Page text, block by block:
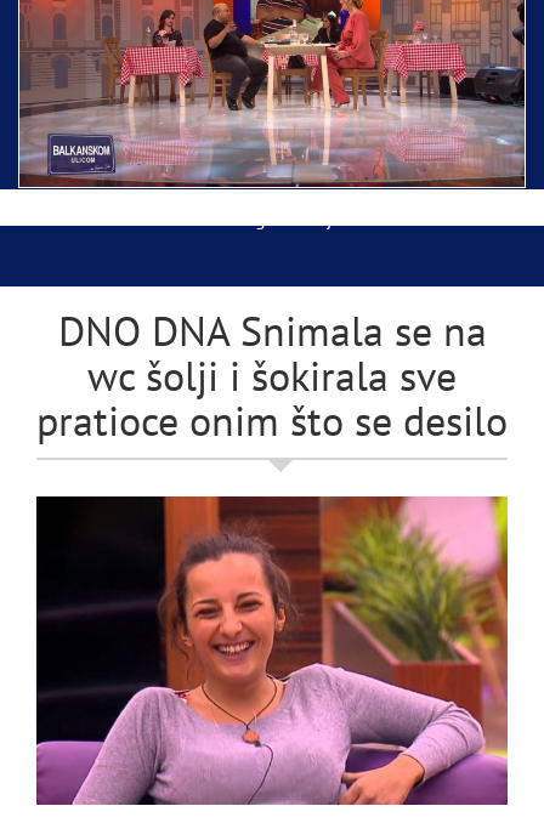
Ispraćaj Pojasa Presvete Bogorodice danas iz
Hrama Svetog Save
DNO DNA Snimala se na
wc šolji i šokirala sve
pratioce onim što se desilo